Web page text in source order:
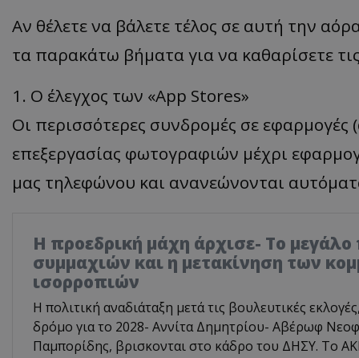
Αν θέλετε να βάλετε τέλος σε αυτή την
τα παρακάτω βήματα για να καθαρίσετε
1. Ο έλεγχος των «App Stores»
Οι περισσότερες συνδρομές σε
επεξεργασίας φωτογραφιών μέχρι
μας τηλεφώνου και ανανεώνονται
Η προεδρική μάχη άρχισε- Το
συμμαχιών και η μετακίνηση των
ισορροπιών
Η πολιτική αναδιάταξη μετά τις βουλευτικές
δρόμο για το 2028- Αννίτα Δημητρίου- Αβέρωφ
Παμπορίδης, βρισκονται στο κάδρο του ΔΗΣΥ. Το